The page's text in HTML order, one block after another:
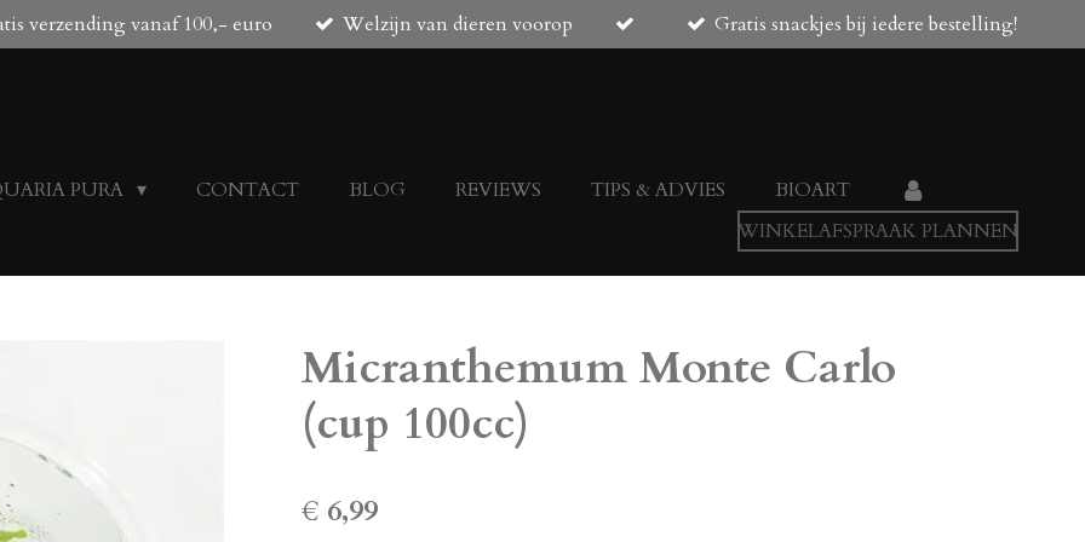
verzending vanaf 100,- euro Welzijn van dieren voorop Gratis snackjes bij iedere bestelling!
PURA CONTACT BLOG REVIEWS TIPS & ADVIES
BIOART
WINKELAFSPRAAK PLANNEN
Micranthemum Monte Carlo
(cup 100cc)
€ 6,99